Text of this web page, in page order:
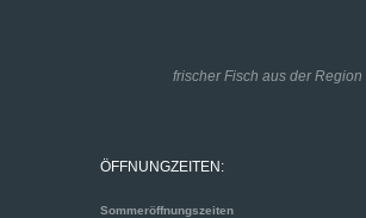
frischer Fisch aus der Region
ÖFFNUNGZEITEN:
Sommeröffnungszeiten